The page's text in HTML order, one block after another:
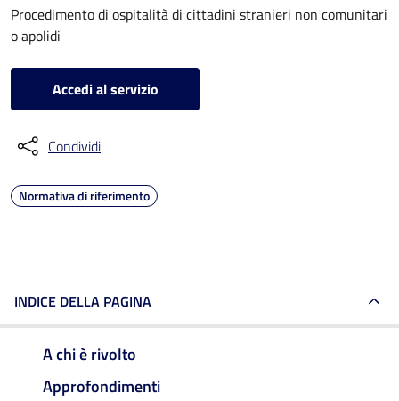
Procedimento di ospitalità di cittadini stranieri non comunitari
o apolidi
Accedi al servizio
Condividi
Normativa di riferimento
INDICE DELLA PAGINA
A chi è rivolto
Approfondimenti